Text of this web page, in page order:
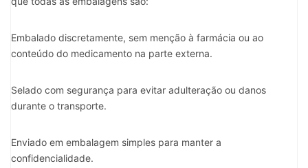
Embalado discretamente, sem menção à farmácia ou ao
conteúdo do medicamento na parte externa.
Selado com segurança para evitar adulteração ou danos
durante o transporte.
Enviado em embalagem simples para manter a
confidencialidade.